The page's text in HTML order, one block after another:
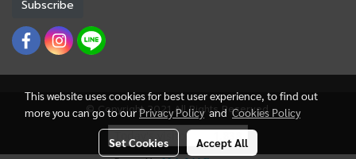
Subscribe
© Copyright 2021 All Rights Reserved.
Today's visitor 1,838
This website uses cookies for best user experience, to find out
more you can go to ourPrivacy PolicyandCookies Policy
Set Cookies Accept All